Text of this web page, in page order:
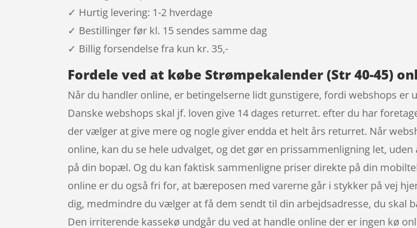
✓ Hurtig levering: 1-2 hverdage
✓ Bestillinger før kl. 15 sendes samme dag
✓ Billig forsendelse fra kun kr. 35,-
Fordele ved at købe Strømpekalender (Str 40-45)
Når du handler online, er betingelserne lidt gunstigere, fordi webshops er
Danske webshops skal jf. loven give 14 dages returret. efter du har
der vælger at give mere og nogle giver endda et helt års returret. Når
online, kan du se hele udvalget, og det gør en prissammenligning let,
på din bopæl. Og du kan faktisk sammenligne priser direkte på din
online er du også fri for, at bæreposen med varerne går i stykker på vej
dig, medmindre du vælger at få dem sendt til din arbejdsadresse, du skal
Den irriterende kassekø undgår du ved at handle online der er ingen kø